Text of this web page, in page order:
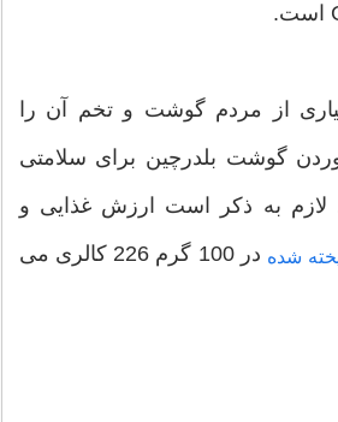
از مردم گوشت و تخم آن را
گوشت بلدرچین برای سلامتی
لازم به ذکر است ارزش غذایی و
شده در 100 گرم 226 کالری می